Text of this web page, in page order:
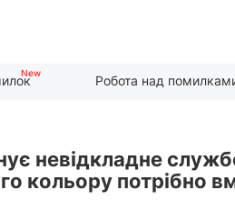
Робота над
невідкладне
кольору потрібно